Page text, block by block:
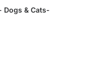
Dogs & Cats-